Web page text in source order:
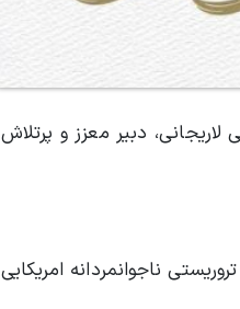
دبیر معزز و پرتلاش
ناجوانمردانه امریکایی